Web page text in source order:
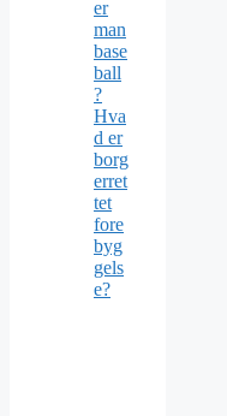
er
man
base
ball
?
Hva
d er
borg
erret
tet
fore
byg
gels
e?